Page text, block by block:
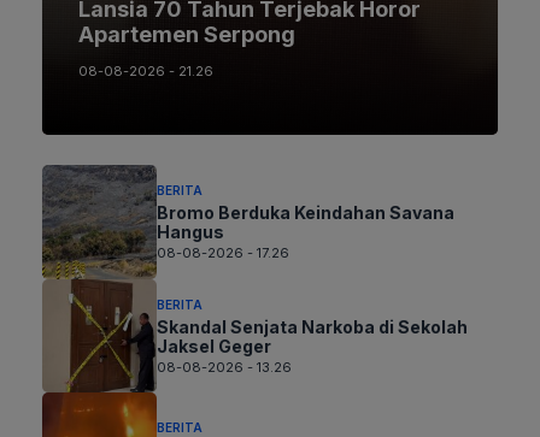
Lansia 70 Tahun Terjebak Horor
Apartemen Serpong
08-08-2026 - 21.26
BERITA
Bromo Berduka Keindahan Savana
Hangus
08-08-2026 - 17.26
BERITA
Skandal Senjata Narkoba di Sekolah
Jaksel Geger
08-08-2026 - 13.26
BERITA